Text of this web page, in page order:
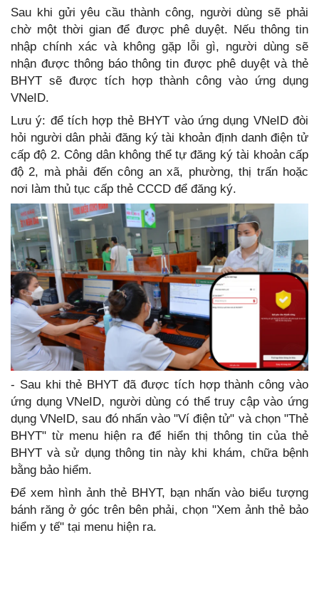
Sau khi gửi yêu cầu thành công, người dùng sẽ phải
chờ một thời gian để được phê duyệt. Nếu thông tin
nhập chính xác và không gặp lỗi gì, người dùng sẽ
nhận được thông báo thông tin được phê duyệt và thẻ
BHYT sẽ được tích hợp thành công vào ứng dụng
VNeID.
Lưu ý: để tích hợp thẻ BHYT vào ứng dụng VNeID đòi
hỏi người dân phải đăng ký tài khoản định danh điện tử
cấp độ 2. Công dân không thể tự đăng ký tài khoản cấp
độ 2, mà phải đến công an xã, phường, thị trấn hoặc
nơi làm thủ tục cấp thẻ CCCD để đăng ký.
- Sau khi thẻ BHYT đã được tích hợp thành công vào
ứng dụng VNeID, người dùng có thể truy cập vào ứng
dụng VNeID, sau đó nhấn vào "Ví điện tử" và chọn "Thẻ
BHYT" từ menu hiện ra để hiển thị thông tin của thẻ
BHYT và sử dụng thông tin này khi khám, chữa bệnh
bằng bảo hiểm.
Để xem hình ảnh thẻ BHYT, bạn nhấn vào biểu tượng
bánh răng ở góc trên bên phải, chọn "Xem ảnh thẻ bảo
hiểm y tế" tại menu hiện ra.